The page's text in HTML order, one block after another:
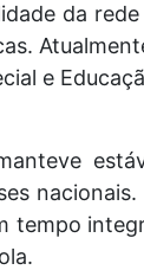
da
e
tempo